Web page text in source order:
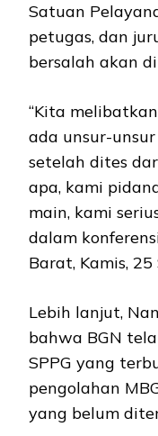
Satuan
petugas, dan
bersalah akan
“Kita
ada unsur-
setelah dites
apa, kami
main, kami
dalam
Barat, Kamis,
Lebih lanjut,
bahwa BGN
SPPG yang
pengolahan
yang belum